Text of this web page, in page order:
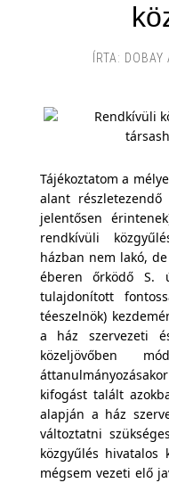
ÍRTA: DOBAY
Tájékoztatom a
alant részletezendő
jelentősen
rendkívüli
házban nem lakó,
éberen őrködő S.
tulajdonított
téeszelnök)
a ház szervezeti
közeljövőben
kifogást talált
alapján a ház
változtatni
közgyűlés hivatalos
mégsem vezeti elő